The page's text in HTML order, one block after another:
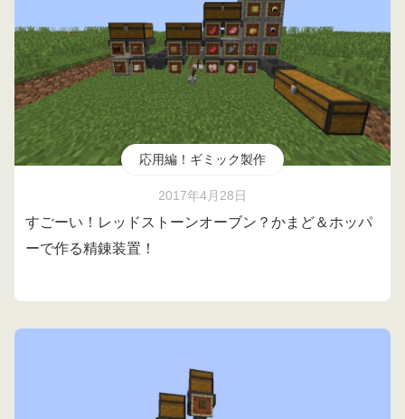
応用編！ギミック製作
2017年4月28日
すごーい！レッドストーンオーブン？かまど＆ホッパ
ーで作る精錬装置！